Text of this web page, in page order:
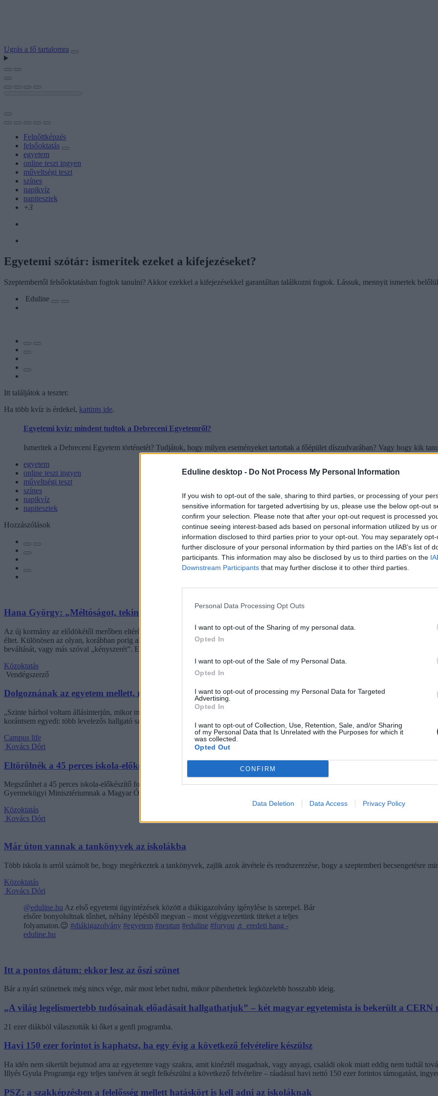
Eduline desktop - Do Not Process My Personal Information
If you wish to opt-out of the sale, sharing to third parties, or processing of your
sensitive information for targeted advertising by us, please use the below opt-out
confirm your selection. Please note that after your opt-out request is processed
continue seeing interest-based ads based on personal information utilized by us
information disclosed to third parties prior to your opt-out. You may separately
further disclosure of your personal information by third parties on the IAB’s list of
participants. This information may also be disclosed by us to third parties on the
Downstream Participants that may further disclose it to other third parties.
Personal Data Processing Opt Outs
I want to opt-out of the Sharing of my personal data.
Opted In
I want to opt-out of the Sale of my Personal Data.
Opted In
I want to opt-out of processing my Personal Data for Targeted
Advertising.
Opted In
I want to opt-out of Collection, Use, Retention, Sale, and/or Sharing
of my Personal Data that Is Unrelated with the Purposes for which it
was collected.
Opted Out
CONFIRM
Data Deletion Data Access Privacy Policy
Ugrás a fő tartalomra
Felnőttképzés
felsőoktatás
egyetem
online teszt ingyen
műveltségi teszt
színes
napikvíz
napitesztek
+3
Egyetemi szótár: ismeritek ezeket a kifejezéseket?
Szeptembertől felsőoktatásban fogtok tanulni? Akkor ezekkel a kifejezésekkel garantáltan találkozni fogtok. Lássuk, mennyit ismertek
Eduline
Itt találjátok a tesztet:
Ha több kvíz is érdekel, kattints ide.
Egyetemi kvíz: mindent tudtok a Debreceni Egyetemről?
Ismeritek a Debreceni Egyetem történetét? Tudjátok, hogy milyen eseményeket tartottak a főépület díszudvarában? Vagy hogy kik
egyetem
online teszt ingyen
műveltségi teszt
színes
napikvíz
napitesztek
Hozzászólások
Hana György: „Méltóságot, tekintélyt kell adni az oktatásról szóló közbeszédnek”
Az új kormány az elődökétől merőben eltérő kommunikációs stratégiával kezdte meg működését. Az egyes minisztériumok szintjére
éltet. Különösen az olyan, korábban porig alázott ágazatban, mint az oktatás. Ám pontosan ez a lendület az, ami egy újabb
beváltását, vagy más szóval „kényszerét”. Ennek, az amúgy pozitív stressznek a kezeléséhez igyekszem az alábbiakban szempontokat
Közoktatás
Vendégszerző
Dolgoznának az egyetem mellett, mégsem vállalhatnak diákmunkát – több mint százezer levelezős hallgatót
„Szinte bárhol voltam állásinterjún, mikor megtudták, hogy levelező tagozatos hallgató vagyok, egyből húzni kezdték a szájukat” – számolt
korántsem egyedi: több levelezős hallgató számolt be hasonló nehézségekről.
Campus life
Kovács Dóri
Eltörölnék a 45 perces iskola-előkészítőt, újra az óvodák dönthetnének az iskolaérettségről
Megszűnhet a 45 perces iskola-előkészítő foglalkozás, újra az óvodák dönthetnének az iskolaérettségről, és az oviKRÉTA is átalakulhat.
Gyermekügyi Minisztériumnak a Magyar Óvodapedagógiai Egyesület.
Közoktatás
Kovács Dóri
Már úton vannak a tankönyvek az iskolákba
Több iskola is arról számolt be, hogy megérkeztek a tankönyvek, zajlik azok átvétele és rendszerezése, hogy a szeptemberi becsengetésre
Közoktatás
Kovács Dóri
@eduline.hu Az első egyetemi ügyintézések között a diákigazolvány igénylése is szerepel. Bár
elsőre bonyolultnak tűnhet, néhány lépésből megvan – most végigvezetünk titeket a teljes
folyamaton.😉 #diákigazolvány #egyetem #neptun #eduline #foryou ♬ eredeti hang -
eduline.hu
Itt a pontos dátum: ekkor lesz az őszi szünet
Bár a nyári szünetnek még nincs vége, már most lehet tudni, mikor pihenhettek legközelebb hosszabb ideig.
„A világ legelismertebb tudósainak előadásait hallgathatjuk” – két magyar egyetemista is bekerült a
21 ezer diákból választották ki őket a genfi programba.
Havi 150 ezer forintot is kaphatsz, ha egy évig a következő felvételire készülsz
Ha idén nem sikerült bejutnod arra az egyetemre vagy szakra, amit kinéztél magadnak, vagy anyagi, családi okok miatt eddig nem tudtál
Illyés Gyula Programja egy teljes tanéven át segít felkészülni a következő felvételire – ráadásul havi nettó 150 ezer forintos támogatást,
PSZ: a szakképzésben a felelősség mellett hatáskört is kell adni az iskoláknak